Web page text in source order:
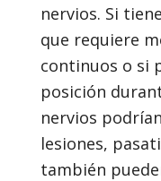
nervios. Si
que requiere
continuos o si
posición
nervios
lesiones,
también